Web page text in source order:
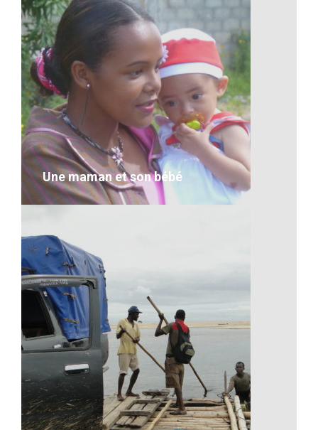
Quelques visages malgaches
VOIR LE DÉTAIL
Une maman et son bébé
Une maman et son bébé